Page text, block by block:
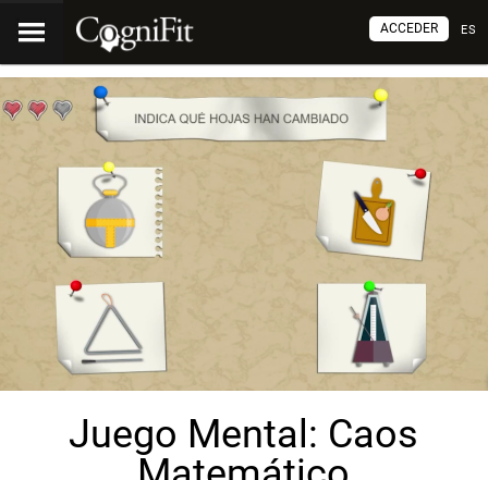
ES
ACCEDER
Juego Mental: Caos